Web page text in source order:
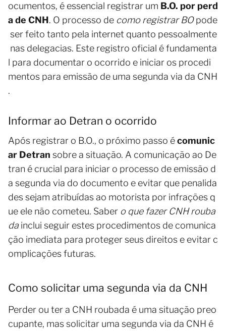
ocumentos, é essencial registrar um B.O. por perd
a de CNH. O processo de como registrar BOpode
ser feito tanto pela internet quanto pessoalmente
nas delegacias. Este registro oficial é fundamenta
l para documentar o ocorrido e iniciar os procedi
mentos para emissão de uma segunda via da CNH
.
Informar ao Detran o ocorrido
Após registrar o B.O., o próximo passo écomunic
ar Detran sobre a situação. A comunicação ao De
tran é crucial para iniciar o processo de emissão d
a segunda via do documento e evitar que penalida
des sejam atribuídas ao motorista por infrações q
ue ele não cometeu. Saber o que fazer CNH rouba
dainclui seguir estes procedimentos de comunica
ção imediata para proteger seus direitos e evitar c
omplicações futuras.
Como solicitar uma segunda via da CNH
Perder ou ter a CNH roubada é uma situação preo
cupante, mas solicitar uma segunda via da CNH é